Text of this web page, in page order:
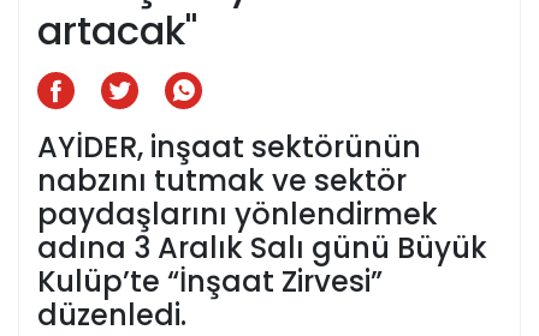
artacak"
AYİDER, inşaat sektörünün
nabzını tutmak ve sektör
paydaşlarını yönlendirmek
adına 3 Aralık Salı günü Büyük
Kulüp’te “İnşaat Zirvesi”
düzenledi.